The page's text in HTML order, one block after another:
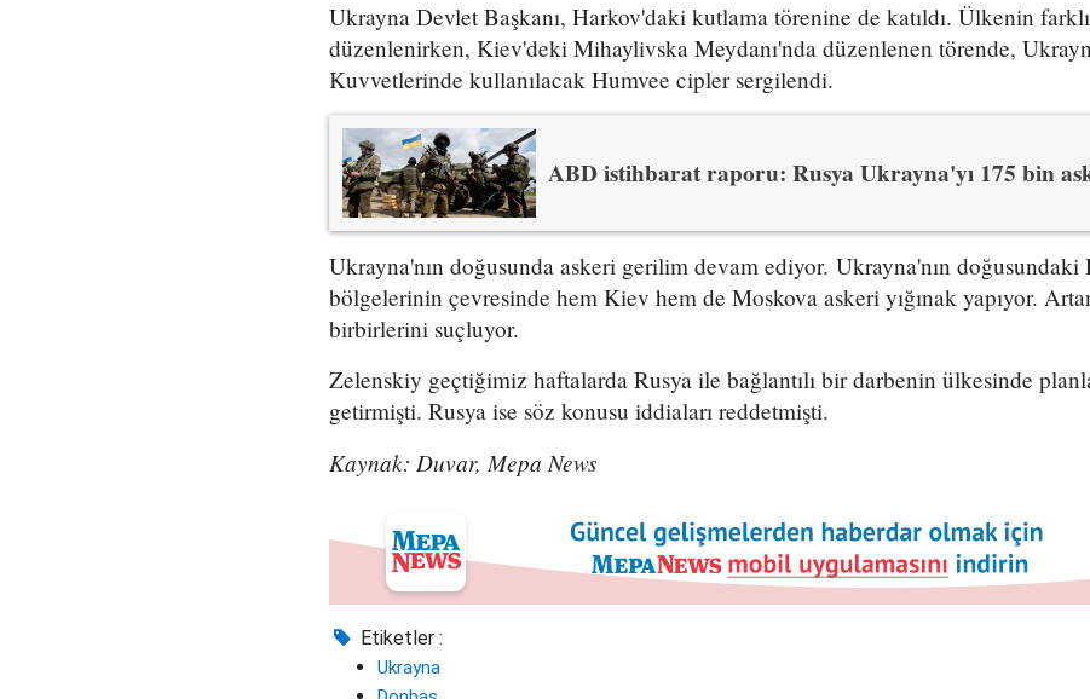
Ukrayna Devlet Başkanı, Harkov'daki kutlama törenine de katıldı. Ülkenin
düzenlenirken, Kiev'deki Mihaylivska Meydanı'nda düzenlenen törende,
Kuvvetlerinde kullanılacak Humvee cipler sergilendi.
ABD istihbarat raporu: Rusya Ukrayna'yı 175 bin
Ukrayna'nın doğusunda askeri gerilim devam ediyor. Ukrayna'nın
bölgelerinin çevresinde hem Kiev hem de Moskova askeri yığınak yapıyor.
birbirlerini suçluyor.
Zelenskiy geçtiğimiz haftalarda Rusya ile bağlantılı bir darbenin ülkesinde
getirmişti. Rusya ise söz konusu iddiaları reddetmişti.
Kaynak: Duvar, Mepa News
Etiketler :
Ukrayna